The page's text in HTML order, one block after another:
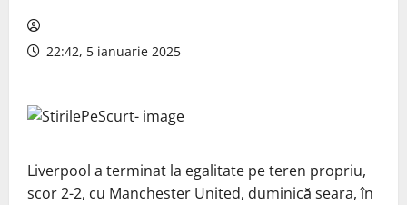
22:42, 5 ianuarie 2025
Liverpool a terminat la egalitate pe teren propriu,
scor 2-2, cu Manchester United, duminică seara, în